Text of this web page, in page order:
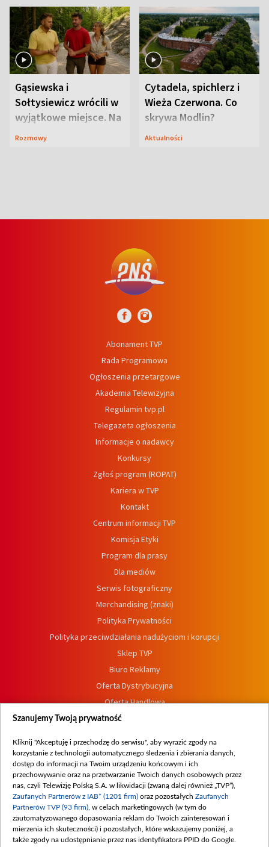
Gąsiewska i
Sołtysiewicz wrócili w
wyjątkowe miejsce. Na
szlaku czekał
Rozmowy
Cytadela, spichlerz i
Wieża Czerwona. Co
skrywa Modlin?
Aktualności
Abonament TVP
Rada Programowa
Ogłoszenia przetargowe
Akademia Telewizyjna
Regulamin tvp.pl
Telegazeta ogłoszenia
Informacje o nadawcy
Konkursy
Zgłoś program (ROPAT)
Kariera w TVP
Kontakt
Centrum informacji TVP
Komisja Etyki
Program dla prasy
Dla mediów
Serwis fotograficzny
Merchandising (znaki)
Polityka Prywatności
Polityka przeciwdziałania nadużyciom i korupcji
Sklep TVP
Biuro Reklamy
Oferta Dystrybucyjna
Oferta Handlowa
Dostępność
Procedura zgłoszeń wewnętrznych
Szanujemy Twoją prywatność
Kliknij "Akceptuję i przechodzę do serwisu", aby wyrazić zgody na
korzystanie z technologii automatycznego śledzenia i zbierania danych,
dostęp do informacji na Twoim urządzeniu końcowym i ich
przechowywanie oraz na przetwarzanie Twoich danych osobowych przez
nas, czyli Telewizję Polską S.A. w likwidacji (zwaną dalej również „TVP”),
Zaufanych Partnerów z IAB* (1201 firm) oraz pozostałych Zaufanych
Partnerów TVP (93 firm) , w celach marketingowych (w tym do
zautomatyzowanego dopasowania reklam do Twoich zainteresowań i
mierzenia ich skuteczności) i pozostałych, które wskazujemy poniżej, a
także zgody na udostępnianie przez nas identyfikatora PPID do Google.